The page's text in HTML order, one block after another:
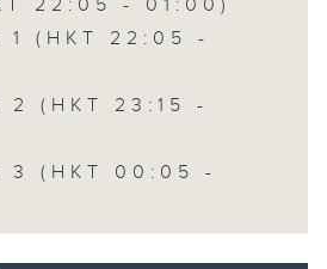
22:05 - 01:00)
1 (HKT 22:05 -
2 (HKT 23:15 -
3 (HKT 00:05 -